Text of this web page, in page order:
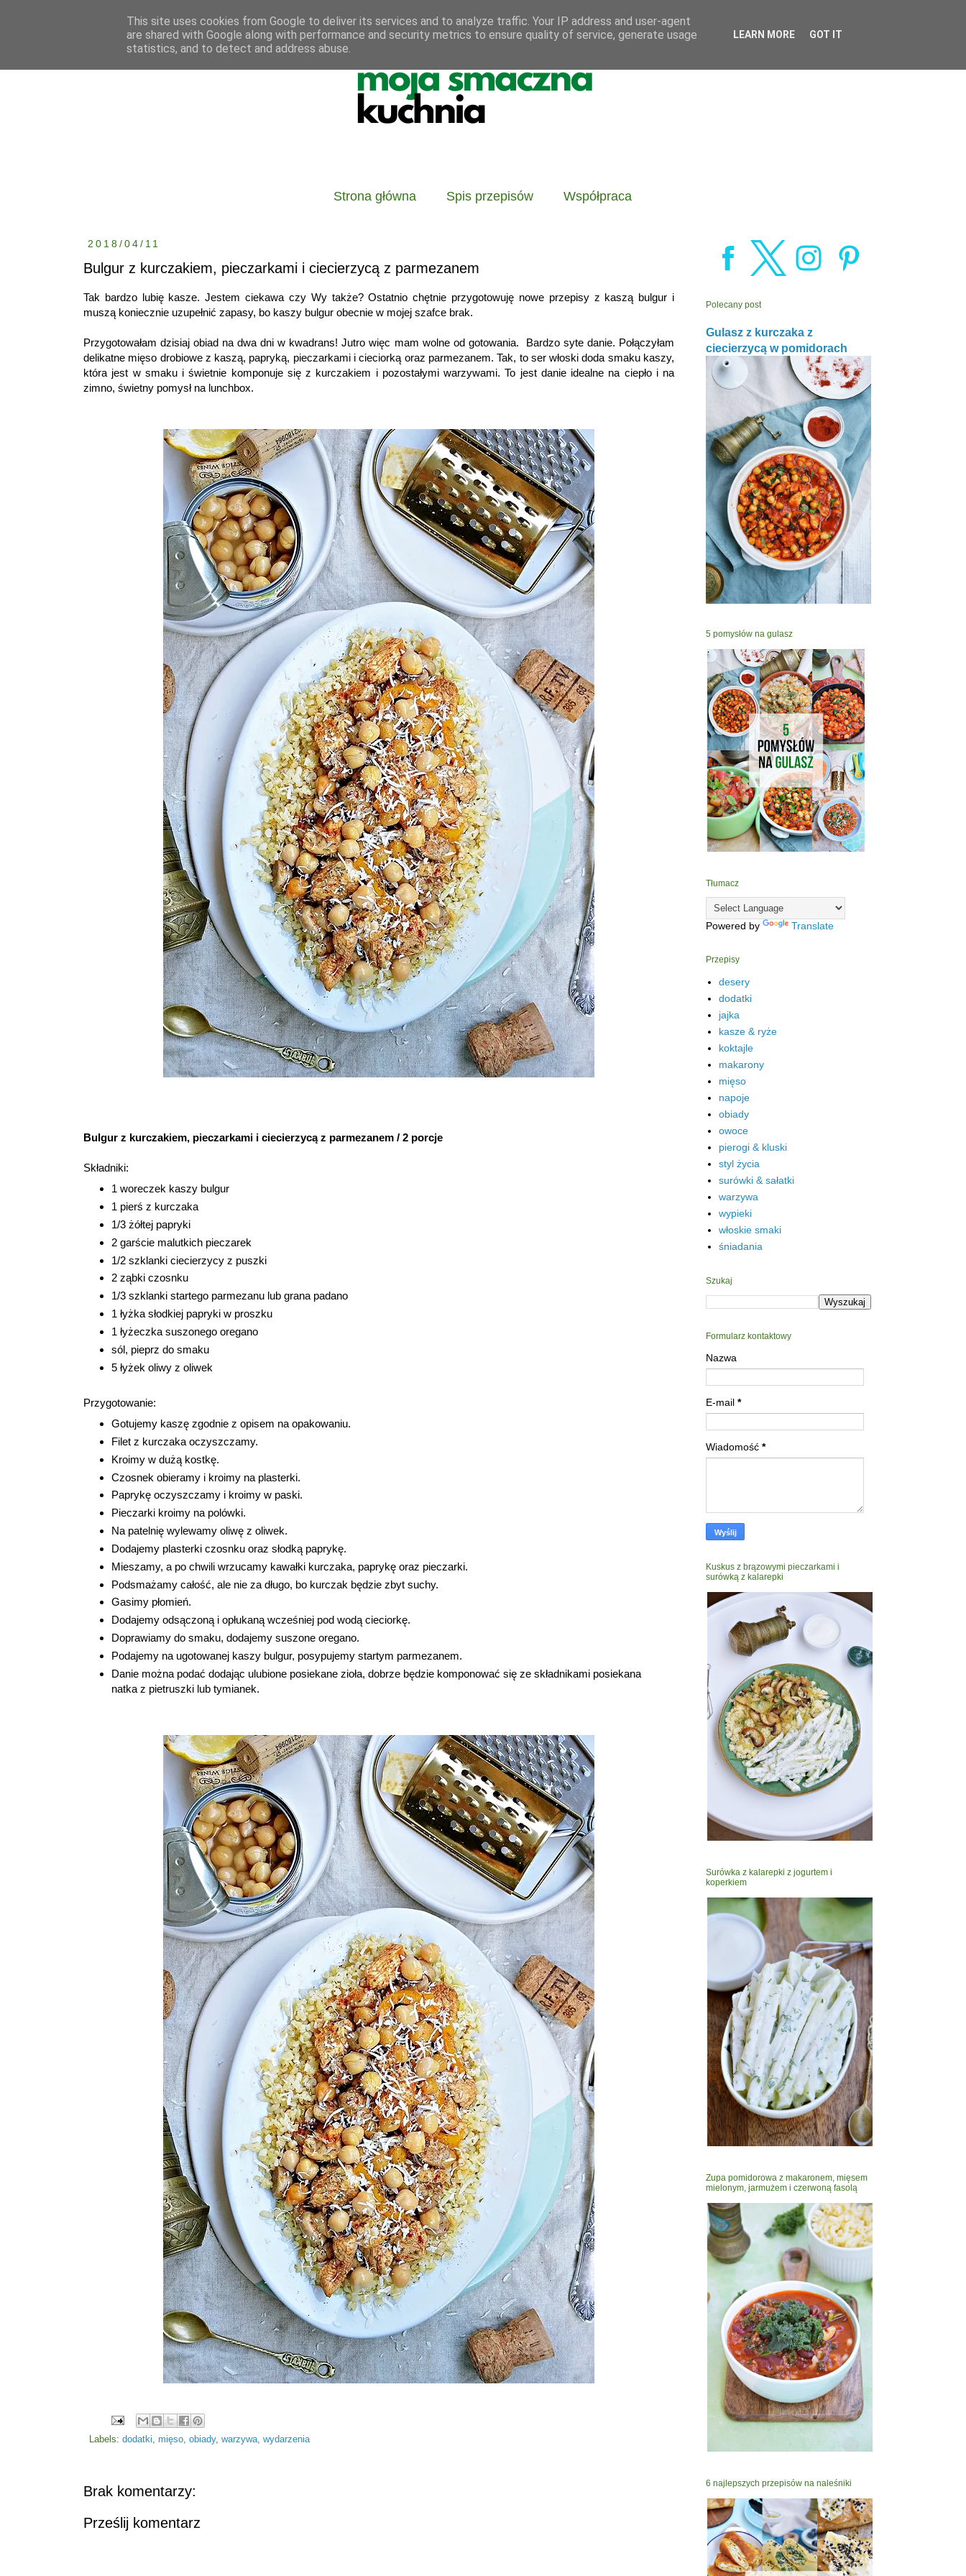
Strona główna Spis przepisów Współpraca
2018/04/11
Bulgur z kurczakiem, pieczarkami i ciecierzycą z parmezanem
Tak bardzo lubię kasze. Jestem ciekawa czy Wy także? Ostatnio chętnie przygotowuję nowe przepisy z kaszą bulgur i
muszą koniecznie uzupełnić zapasy, bo kaszy bulgur obecnie w mojej szafce brak.
Przygotowałam dzisiaj obiad na dwa dni w kwadrans! Jutro więc mam wolne od gotowania. Bardzo syte danie. Połączyłam
delikatne mięso drobiowe z kaszą, papryką, pieczarkami i cieciorką oraz parmezanem. Tak, to ser włoski doda smaku kaszy,
która jest w smaku i świetnie komponuje się z kurczakiem i pozostałymi warzywami. To jest danie idealne na ciepło i na
zimno, świetny pomysł na lunchbox.
Bulgur z kurczakiem, pieczarkami i ciecierzycą z parmezanem / 2 porcje
Składniki:
1 woreczek kaszy bulgur
1 pierś z kurczaka
1/3 żółtej papryki
2 garście malutkich pieczarek
1/2 szklanki ciecierzycy z puszki
2 ząbki czosnku
1/3 szklanki startego parmezanu lub grana padano
1 łyżka słodkiej papryki w proszku
1 łyżeczka suszonego oregano
sól, pieprz do smaku
5 łyżek oliwy z oliwek
Przygotowanie:
Gotujemy kaszę zgodnie z opisem na opakowaniu.
Filet z kurczaka oczyszczamy.
Kroimy w dużą kostkę.
Czosnek obieramy i kroimy na plasterki.
Paprykę oczyszczamy i kroimy w paski.
Pieczarki kroimy na polówki.
Na patelnię wylewamy oliwę z oliwek.
Dodajemy plasterki czosnku oraz słodką paprykę.
Mieszamy, a po chwili wrzucamy kawałki kurczaka, paprykę oraz pieczarki.
Podsmażamy całość, ale nie za długo, bo kurczak będzie zbyt suchy.
Gasimy płomień.
Dodajemy odsączoną i opłukaną wcześniej pod wodą cieciorkę.
Doprawiamy do smaku, dodajemy suszone oregano.
Podajemy na ugotowanej kaszy bulgur, posypujemy startym parmezanem.
Danie można podać dodając ulubione posiekane zioła, dobrze będzie komponować się ze składnikami posiekana
natka z pietruszki lub tymianek.
Labels: dodatki mięso obiady, warzywa wydarzenia
Brak komentarzy:
Prześlij komentarz
Polecany post
Gulasz z kurczaka z
ciecierzycą w pomidorach
5 pomysłów na gulasz
Tłumacz
Powered by Translate
Przepisy
desery
dodatki
jajka
kasze & ryże
koktajle
makarony
mięso
napoje
obiady
owoce
pierogi & kluski
styl życia
surówki & sałatki
warzywa
wypieki
włoskie smaki
śniadania
Szukaj
Formularz kontaktowy
Nazwa
E-mail *
Wiadomość *
Kuskus z brązowymi pieczarkami i
surówką z kalarepki
Surówka z kalarepki z jogurtem i
koperkiem
Zupa pomidorowa z makaronem, mięsem
mielonym, jarmużem i czerwoną fasolą
6 najlepszych przepisów na naleśniki
This site uses cookies from Google to deliver its services and to analyze traffic. Your IP address and user-agent
are shared with Google along with performance and security metrics to ensure quality of service, generate usage
statistics, and to detect and address abuse.
LEARN MORE GOT IT